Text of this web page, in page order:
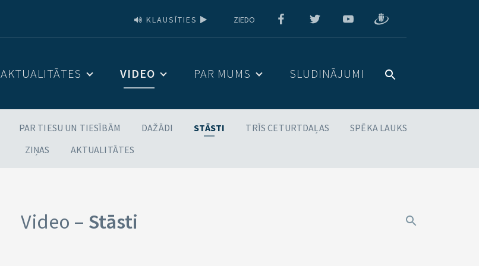
KLAUSĪTIES ZIEDO
AKTUALITĀTES VIDEO PAR MUMS SLUDINĀJUMI
PAR TIESU UN TIESĪBĀM DAŽĀDI STĀSTI TRĪS CETURTDAĻAS
SPĒKA LAUKS
ZIŅAS
AKTUALITĀTES
Video – Stāsti